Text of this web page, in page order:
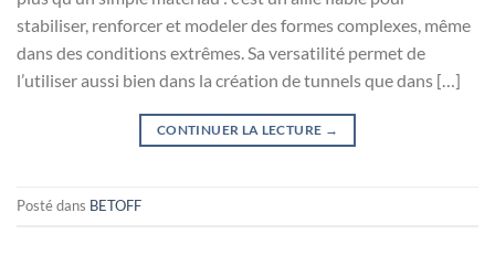
stabiliser, renforcer et modeler des formes complexes, même
dans des conditions extrêmes. Sa versatilité permet de
l’utiliser aussi bien dans la création de tunnels que dans […]
CONTINUER LA LECTURE →
Posté dans BETOFF